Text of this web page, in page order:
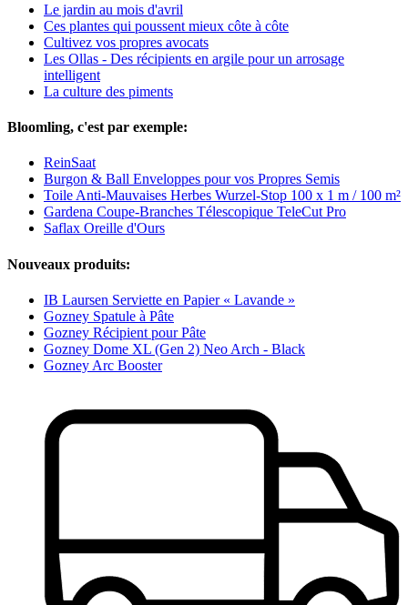
Le jardin au mois d'avril
Ces plantes qui poussent mieux côte à côte
Cultivez vos propres avocats
Les Ollas - Des récipients en argile pour un arrosage
intelligent
La culture des piments
Bloomling, c'est par exemple:
ReinSaat
Burgon & Ball Enveloppes pour vos Propres Semis
Toile Anti-Mauvaises Herbes Wurzel-Stop 100 x 1 m / 100 m²
Gardena Coupe-Branches Télescopique TeleCut Pro
Saflax Oreille d'Ours
Nouveaux produits:
IB Laursen Serviette en Papier « Lavande »
Gozney Spatule à Pâte
Gozney Récipient pour Pâte
Gozney Dome XL (Gen 2) Neo Arch - Black
Gozney Arc Booster